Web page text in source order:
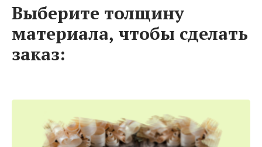
Выберите толщину
материала, чтобы сделать
заказ: